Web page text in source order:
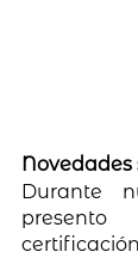
Durante